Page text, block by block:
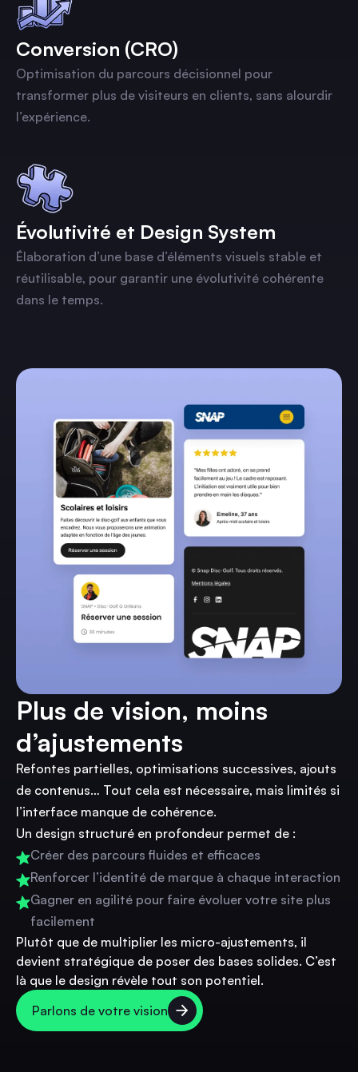
Conversion (CRO)
Optimisation du parcours décisionnel pour
transformer plus de visiteurs en clients, sans alourdir
l’expérience.
Évolutivité et Design System
Élaboration d’une base d’éléments visuels stable et
réutilisable, pour garantir une évolutivité cohérente
dans le temps.
Plus de vision, moins
d’ajustements
Refontes partielles, optimisations successives, ajouts
de contenus… Tout cela est nécessaire, mais limités si
l’interface manque de cohérence.
Un design structuré en profondeur permet de :
Créer des parcours fluides et efficaces
Renforcer l’identité de marque à chaque interaction
Gagner en agilité pour faire évoluer votre site plus
facilement
Plutôt que de multiplier les micro-ajustements, il
devient stratégique de poser des bases solides. C’est
là que le design révèle tout son potentiel.
Parlons de votre vision